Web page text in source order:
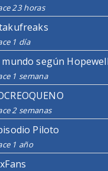
23 horas
1 día
mundo según Hopewell
1 semana
2 semanas
Piloto
1 año